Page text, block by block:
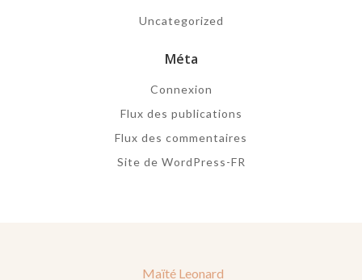
Uncategorized
Méta
Connexion
Flux des publications
Flux des commentaires
Site de WordPress-FR
Maïté Leonard